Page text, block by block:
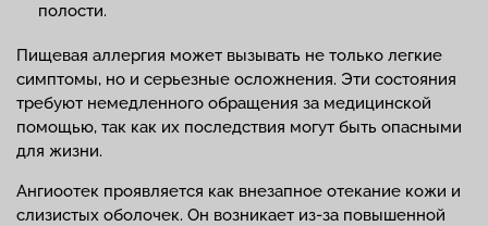
полости.
Пищевая аллергия может вызывать не только легкие
симптомы, но и серьезные осложнения. Эти состояния
требуют немедленного обращения за медицинской
помощью, так как их последствия могут быть опасными
для жизни.
Ангиоотек проявляется как внезапное отекание кожи и
слизистых оболочек. Он возникает из-за повышенной